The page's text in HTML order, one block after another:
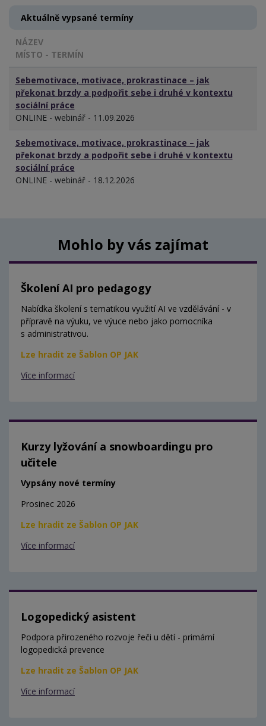
Aktuálně vypsané termíny
NÁZEV
MÍSTO - TERMÍN
Sebemotivace, motivace, prokrastinace – jak
překonat brzdy a podpořit sebe i druhé v kontextu
sociální práce
ONLINE - webinář - 11.09.2026
Sebemotivace, motivace, prokrastinace – jak
překonat brzdy a podpořit sebe i druhé v kontextu
sociální práce
ONLINE - webinář - 18.12.2026
Mohlo by vás zajímat
Školení AI pro pedagogy
Nabídka školení s tematikou využití AI ve vzdělávání - v
přípravě na výuku, ve výuce nebo jako pomocníka
s administrativou.
Lze hradit ze Šablon OP JAK
Více informací
Kurzy lyžování a snowboardingu pro
učitele
Vypsány nové termíny
Prosinec 2026
Lze hradit ze Šablon OP JAK
Více informací
Logopedický asistent
Podpora přirozeného rozvoje řeči u dětí - primární
logopedická prevence
Lze hradit ze Šablon OP JAK
Více informací